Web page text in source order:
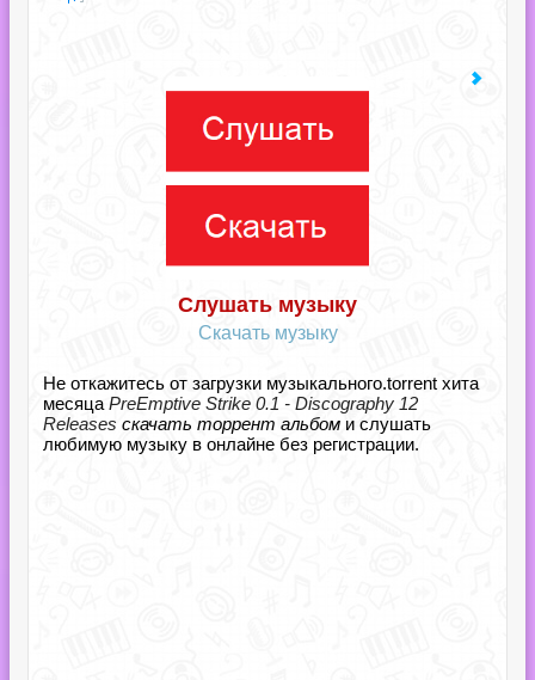
Слушать музыку
Скачать музыку
Не откажитесь от загрузки музыкального.torrent хита
месяца PreEmptive Strike 0.1 - Discography 12
Releases скачать торрент альбом и слушать
любимую музыку в онлайне без регистрации.